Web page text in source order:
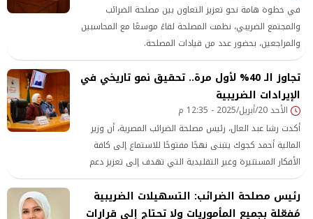
في خطوة هامة نحو تعزيز التعاون بين مصلحة الضرائب
والمجتمع الضريبي، نظمت المصلحة لقاءً موسعًا مع المحاسبين
والمراجعين، بحضور عدد من قيادات المصلحة.
تجاوز الـ 40% لأول مرة.. تحقيق نمو تاريخي في
الإيرادات الضريبية
الأحد 20/أبريل/2025 - 12:35 م
أكدت رشا عبد العال، رئيس مصلحة الضرائب المصرية، أن وزير
المالية أحمد كجوك يتبنى نهجًا مفتوحًا للاستماع إلى كافة
الأفكار المستنيرة وغير التقليدية التي تهدف إلى تعزيز دعم
مجتمع الأعمال المصري.
رئيس مصلحة الضرائب: التسهيلات الضريبية
مُفعّلة بجميع المأموريات ولا تحتاج إلى قرارات